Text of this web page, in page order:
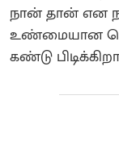
நான் தான் என
உண்மையான
கண்டு